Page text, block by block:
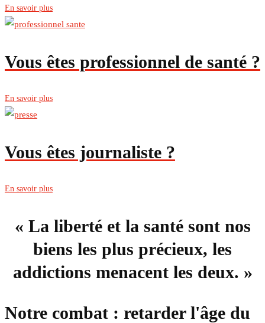
En savoir plus
Vous êtes professionnel de santé ?
En savoir plus
Vous êtes journaliste ?
En savoir plus
« La liberté et la santé sont nos
biens les plus précieux, les
addictions menacent les deux. »
Notre combat : retarder l'âge du